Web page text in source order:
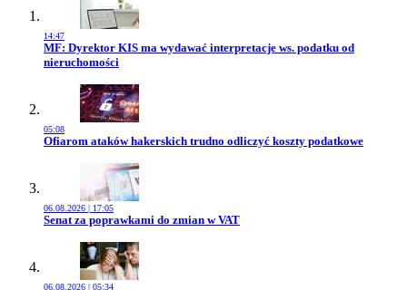
14:47
Przejdź do artykułu:
MF: Dyrektor KIS ma wydawać interpretacje ws. podatku od
nieruchomości
05:08
Przejdź do artykułu:
Ofiarom ataków hakerskich trudno odliczyć koszty podatkowe
06.08.2026 | 17:05
Przejdź do artykułu:
Senat za poprawkami do zmian w VAT
06.08.2026 | 05:34